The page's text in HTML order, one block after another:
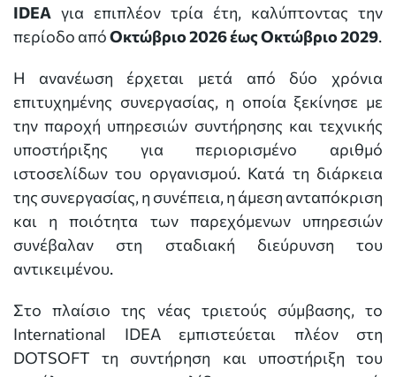
IDEA για επιπλέον τρία έτη, καλύπτοντας την
περίοδο απόΟκτώβριο 2026 έως Οκτώβριο 2029.
Η ανανέωση έρχεται μετά από δύο χρόνια
επιτυχημένης συνεργασίας, η οποία ξεκίνησε με
την παροχή υπηρεσιών συντήρησης και τεχνικής
υποστήριξης για περιορισμένο αριθμό
ιστοσελίδων του οργανισμού. Κατά τη διάρκεια
της συνεργασίας, η συνέπεια, η άμεση ανταπόκριση
και η ποιότητα των παρεχόμενων υπηρεσιών
συνέβαλαν στη σταδιακή διεύρυνση του
αντικειμένου.
Στο πλαίσιο της νέας τριετούς σύμβασης, το
International IDEA εμπιστεύεται πλέον στη
DOTSOFT τη συντήρηση και υποστήριξη του